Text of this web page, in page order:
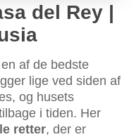
del Rey |
af de bedste
lige ved siden af
og husets
i tiden. Her
retter, der er